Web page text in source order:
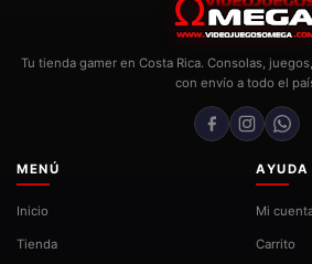
Tu tienda gamer en Costa Rica. Consolas,
con envío a todo el
MENÚ
Inicio
Tienda
AYUDA
Mi
Carrito